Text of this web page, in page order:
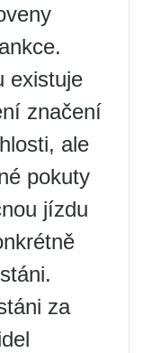
existuje
značení
ale
pokuty
jízdu
za